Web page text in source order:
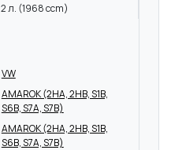
2 л. (1968 ccm)
VW
AMAROK (2HA, 2HB, S1B,
S6B, S7A, S7B)
AMAROK (2HA, 2HB, S1B,
S6B, S7A, S7B)